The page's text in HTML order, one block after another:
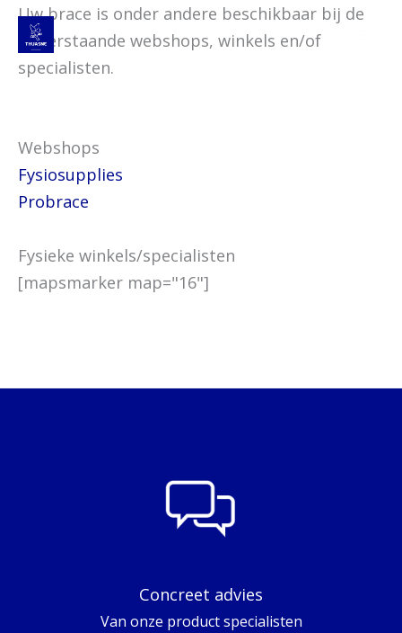
Spring
naar
Uw brace is onder andere beschikbaar bij de
onderstaande webshops, winkels en/of
specialisten.
Webshops
Fysiosupplies
Probrace
Fysieke winkels/specialisten
[mapsmarker map="16"]
Concreet advies
Van onze product specialisten